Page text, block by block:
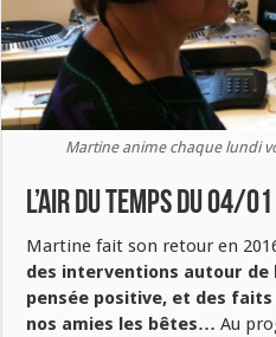
Martine anime chaque lundi
L’air du temps du 04/01
Martine fait son retour en
des interventions autour de
pensée positive, et des
nos amies les bêtes… Au